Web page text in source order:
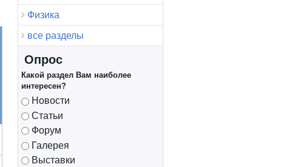
Физика
все разделы
Опрос
Какой раздел Вам наиболее
интересен?
Варианты
Новости
Статьи
Форум
Галерея
Выставки